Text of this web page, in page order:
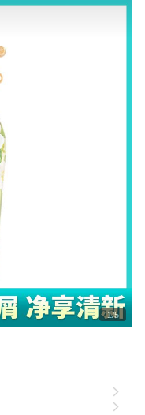
1/5